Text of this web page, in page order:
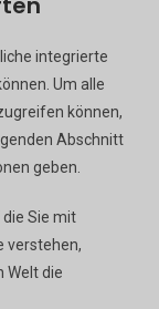
integrierte
Um alle
können,
Abschnitt
geben.
Sie mit
verstehen,
Welt die